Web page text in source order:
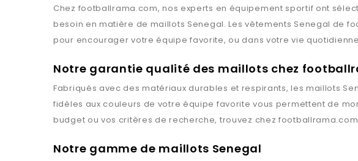
Chez footballrama.com, nos experts en équipement sportif ont
besoin en matière de maillots Senegal. Les vêtements Senegal de
pour encourager votre équipe favorite, ou dans votre vie
Notre garantie qualité des maillots chez
Fabriqués avec des matériaux durables et respirants, les maillots
fidèles aux couleurs de votre équipe favorite vous permettent de
budget ou vos critères de recherche, trouvez chezfootballrama.com
Notre gamme de maillots Senegal